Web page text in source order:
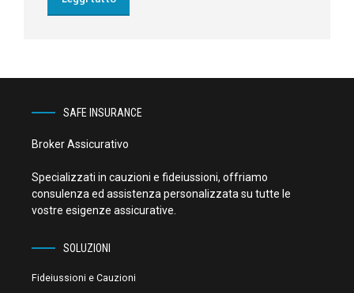
SAFE INSURANCE
Broker Assicurativo
Specializzati in cauzioni e fideiussioni, offriamo
consulenza ed assistenza personalizzata su tutte le
vostre esigenze assicurative.
SOLUZIONI
Fideiussioni e Cauzioni